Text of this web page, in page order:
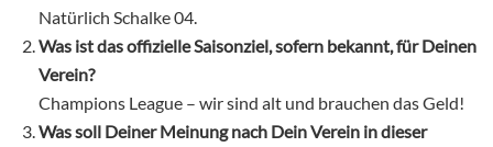
Natürlich Schalke 04.
Was ist das offizielle Saisonziel, sofern bekannt, für Deinen
Verein?
Champions League – wir sind alt und brauchen das Geld!
Was soll Deiner Meinung nach Dein Verein in dieser